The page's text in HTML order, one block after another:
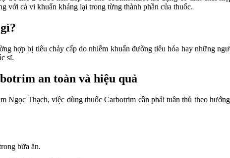
với cả vi khuẩn kháng lại trong từng thành phần của thuốc.
hợp bị tiêu chảy cấp do nhiễm khuẩn đường tiêu hóa hay những
sĩ.
an toàn và hiệu quả
Ngọc Thạch, việc dùng thuốc Carbotrim cần phải tuân thủ theo
bữa ăn.